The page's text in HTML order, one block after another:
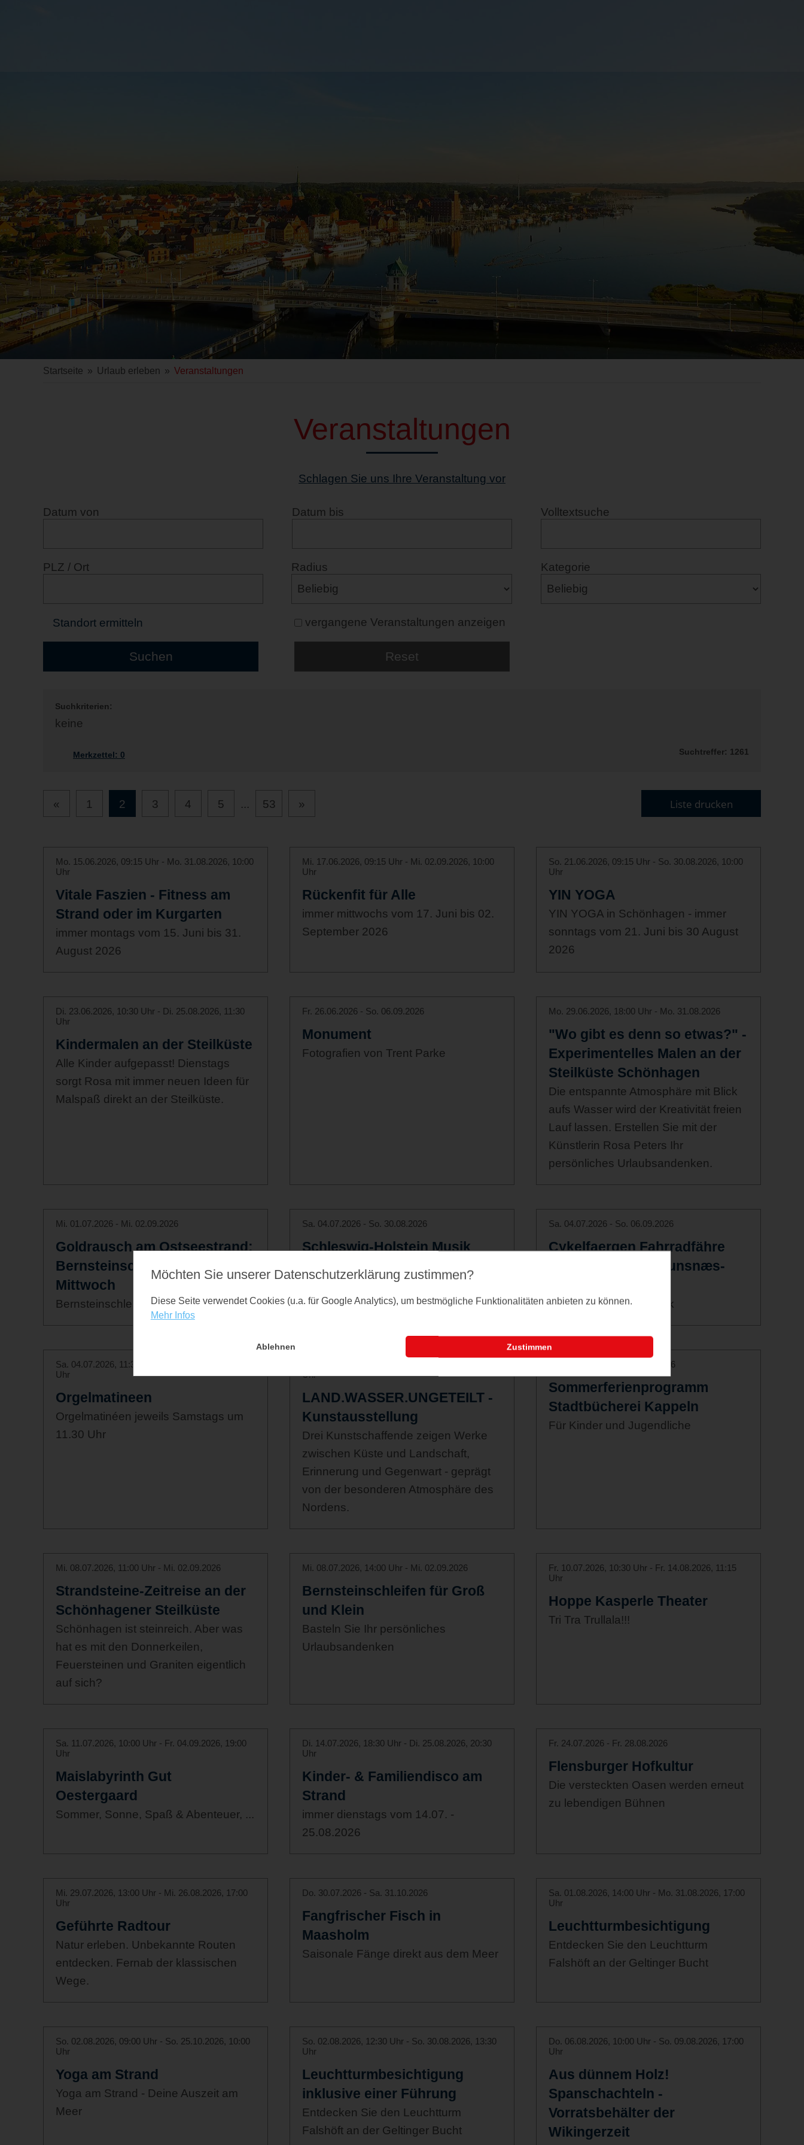
Startseite » Urlaub erleben » Veranstaltungen
Veranstaltungen
Schlagen Sie uns Ihre Veranstaltung vor
Datum von Datum bis Volltextsuche
PLZ / Ort Radius Kategorie
Standort ermitteln vergangene Veranstaltungen anzeigen
Suchkriterien:
keine
Merkzettel: 0 Suchtreffer: 1261
« 1 2 3 4 5 ... 53 » Liste drucken
Mo. 15.06.2026, 09:15 Uhr - Mo. 31.08.2026, 10:00
Uhr
Vitale Faszien - Fitness am
Strand oder im Kurgarten
immer montags vom 15. Juni bis 31.
August 2026
Mi. 17.06.2026, 09:15 Uhr - Mi. 02.09.2026, 10:00
Uhr
Rückenfit für Alle
immer mittwochs vom 17. Juni bis 02.
September 2026
So. 21.06.2026, 09:15 Uhr - So. 30.08.2026, 10:00
Uhr
YIN YOGA
YIN YOGA in Schönhagen - immer
sonntags vom 21. Juni bis 30 August
2026
Di. 23.06.2026, 10:30 Uhr - Di. 25.08.2026, 11:30
Uhr
Kindermalen an der Steilküste
Alle Kinder aufgepasst! Dienstags
sorgt Rosa mit immer neuen Ideen für
Malspaß direkt an der Steilküste.
Fr. 26.06.2026 - So. 06.09.2026
Monument
Fotografien von Trent Parke
Mo. 29.06.2026, 18:00 Uhr - Mo. 31.08.2026
"Wo gibt es denn so etwas?" -
Experimentelles Malen an der
Steilküste Schönhagen
Die entspannte Atmosphäre mit Blick
aufs Wasser wird der Kreativität freien
Lauf lassen. Erstellen Sie mit der
Künstlerin Rosa Peters Ihr
persönliches Urlaubsandenken.
Mi. 01.07.2026 - Mi. 02.09.2026
Goldrausch am Ostseestrand:
Bernsteinschleifen, jeden
Mittwoch
Bernsteinschleifen
Sa. 04.07.2026 - So. 30.08.2026
Schleswig-Holstein Musik
Festival
2026 dreht sich beim SHMF alles um
Stockholm!
Sa. 04.07.2026 - So. 06.09.2026
Cykelfaergen Fahrradfähre
Linie Egersund-Brunsnæs-
Deutschland -Dänemark
Sa. 04.07.2026, 11:30 Uhr - Sa. 15.08.2026, 12:00
Uhr
Orgelmatineen
Orgelmatinéen jeweils Samstags um
11.30 Uhr
Uhr
LAND.WASSER.UNGETEILT -
Kunstausstellung
Drei Kunstschaffende zeigen Werke
zwischen Küste und Landschaft,
Erinnerung und Gegenwart - geprägt
von der besonderen Atmosphäre des
Nordens.
Mo. 06.07.2026 - Sa. 08.08.2026
Sommerferienprogramm
Stadtbücherei Kappeln
Für Kinder und Jugendliche
Mi. 08.07.2026, 11:00 Uhr - Mi. 02.09.2026
Strandsteine-Zeitreise an der
Schönhagener Steilküste
Schönhagen ist steinreich. Aber was
hat es mit den Donnerkeilen,
Feuersteinen und Graniten eigentlich
auf sich?
Mi. 08.07.2026, 14:00 Uhr - Mi. 02.09.2026
Bernsteinschleifen für Groß
und Klein
Basteln Sie Ihr persönliches
Urlaubsandenken
Fr. 10.07.2026, 10:30 Uhr - Fr. 14.08.2026, 11:15
Uhr
Hoppe Kasperle Theater
Tri Tra Trullala!!!
Sa. 11.07.2026, 10:00 Uhr - Fr. 04.09.2026, 19:00
Uhr
Maislabyrinth Gut
Oestergaard
Sommer, Sonne, Spaß & Abenteuer, ...
Di. 14.07.2026, 18:30 Uhr - Di. 25.08.2026, 20:30
Uhr
Kinder- & Familiendisco am
Strand
immer dienstags vom 14.07. -
25.08.2026
Fr. 24.07.2026 - Fr. 28.08.2026
Flensburger Hofkultur
Die versteckten Oasen werden erneut
zu lebendigen Bühnen
Mi. 29.07.2026, 13:00 Uhr - Mi. 26.08.2026, 17:00
Uhr
Geführte Radtour
Natur erleben. Unbekannte Routen
entdecken. Fernab der klassischen
Wege.
Do. 30.07.2026 - Sa. 31.10.2026
Fangfrischer Fisch in
Maasholm
Saisonale Fänge direkt aus dem Meer
Sa. 01.08.2026, 14:00 Uhr - Mo. 31.08.2026, 17:00
Uhr
Leuchtturmbesichtigung
Entdecken Sie den Leuchtturm
Falshöft an der Geltinger Bucht
So. 02.08.2026, 09:00 Uhr - So. 25.10.2026, 10:00
Uhr
Yoga am Strand
Yoga am Strand - Deine Auszeit am
Meer
So. 02.08.2026, 12:30 Uhr - So. 30.08.2026, 13:30
Uhr
Leuchtturmbesichtigung
inklusive einer Führung
Entdecken Sie den Leuchtturm
Falshöft an der Geltinger Bucht
Do. 06.08.2026, 10:00 Uhr - So. 09.08.2026, 17:00
Uhr
Aus dünnem Holz!
Spanschachteln -
Vorratsbehälter der
Wikingerzeit
Möchten Sie unserer Datenschutz­erklärung zustimmen?
Diese Seite verwendet Cookies (u.a. für Google Analytics), um bestmögliche Funktionalitäten anbieten zu können.
Mehr Infos
Ablehnen Zustimmen